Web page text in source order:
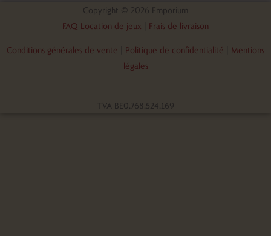
Copyright © 2026 Emporium
FAQ Location de jeux
Frais de livraison
Conditions générales de vente Politique de confidentialité
Mentions
légales
TVA BE0.768.524.169